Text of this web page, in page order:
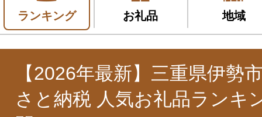
ランキング お礼品 地域
【2026年最新】三重県伊勢
さと納税 人気お礼品ランキ